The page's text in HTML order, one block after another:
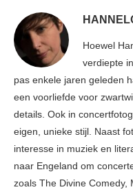
Hoewel
verdiepte
pas enkele jaren geleden
een voorliefde voor
details. Ook in
eigen, unieke stijl. Naast
interesse in muziek en
naar Engeland om
zoals The Divine Comedy,